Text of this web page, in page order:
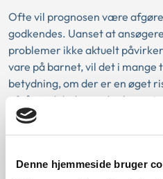
Denne hjemmeside bruger
Ofte vil prognosen være
godkendes. Uanset at
problemer ikke aktuelt
vare på barnet, vil det i
betydning, om der er en øget
afgår ved døden under
helbredsmæssige problemer i
negativ retning, at det i
opvæksten".